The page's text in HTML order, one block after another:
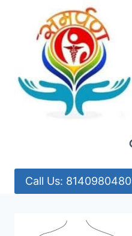
Call Us: 8140980480